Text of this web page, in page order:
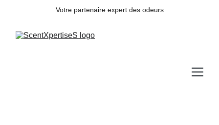
Votre partenaire expert des odeurs